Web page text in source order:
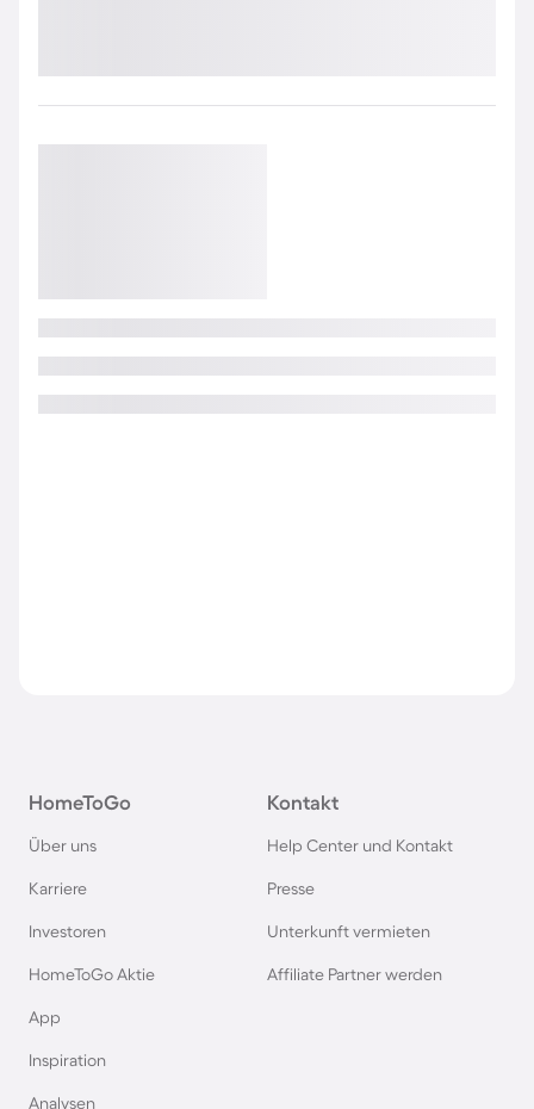
HomeToGo
Über uns
Karriere
Investoren
HomeToGo Aktie
App
Inspiration
Analysen
Kontakt
Help Center und Kontakt
Presse
Unterkunft vermieten
Affiliate Partner werden